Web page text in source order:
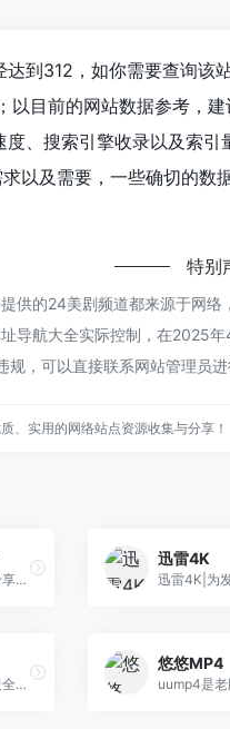
到312，如你需要查询该
以目前的网站数据参考，
、搜索引擎收录以及索
以及需要，一些确切的
特别
供的24美剧频道都来源于网
导航大全实际控制，在2025
规，可以直接联系网站管理员
、实用的网络站点资源收集与分享！
开源，免费，人人影视分享站. 本站数据库可下载
迅雷4K
全球纪录片大全。提供最全的纪录片下载，网盘下载，迅雷下载。
悠悠MP4